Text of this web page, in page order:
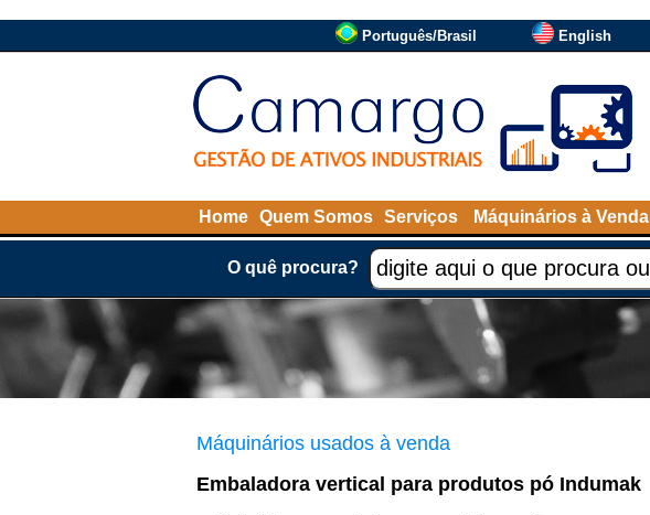
Português/Brasil English
Home Quem Somos Serviços Máquinários à Venda
O quê procura?
Máquinários usados à venda
Embaladora vertical para produtos pó Indumak